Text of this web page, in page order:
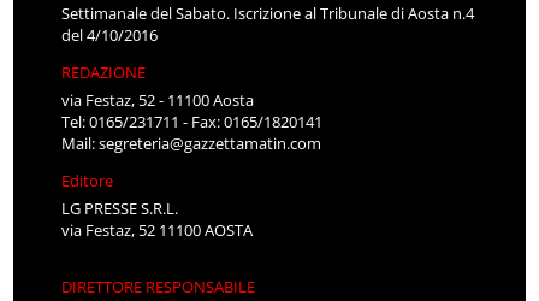
Settimanale del Sabato. Iscrizione al Tribunale di Aosta n.4
del 4/10/2016
REDAZIONE
via Festaz, 52 - 11100 Aosta
Tel: 0165/231711 - Fax: 0165/1820141
Mail:segreteria@gazzettamatin.com
Editore
LG PRESSE S.R.L.
via Festaz, 52 11100 AOSTA
DIRETTORE RESPONSABILE